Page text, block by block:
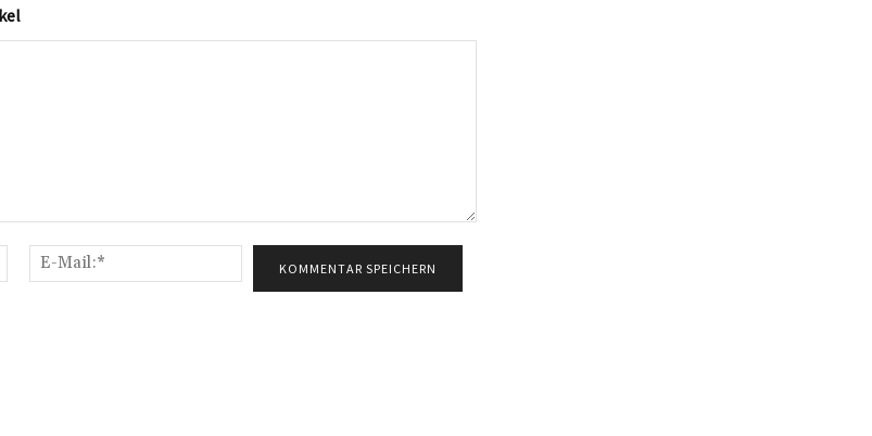
Name:*
Mail:*